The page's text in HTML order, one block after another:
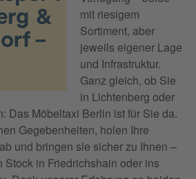
mit riesigem
Sortiment, aber
jeweils eigener Lage
und Infrastruktur.
Ganz gleich, ob Sie
in Lichtenberg oder
Das Möbeltaxi Berlin ist für Sie da.
Gegebenheiten, holen Ihre
und bringen sie sicher zu Ihnen –
Stock in Friedrichshain oder ins